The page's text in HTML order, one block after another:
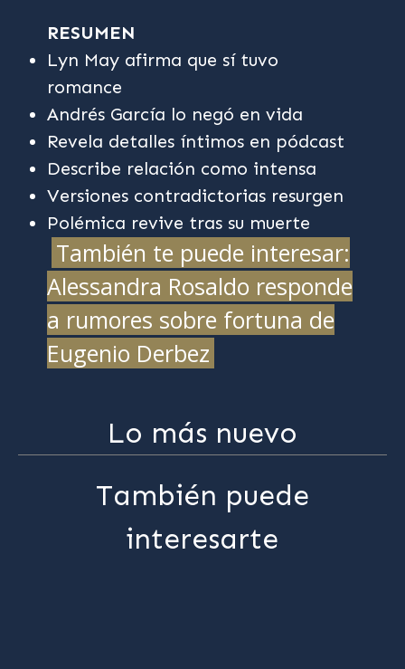
RESUMEN
Lyn May afirma que sí tuvo
romance
Andrés García lo negó en vida
Revela detalles íntimos en pódcast
Describe relación como intensa
Versiones contradictorias resurgen
Polémica revive tras su muerte
También te puede interesar:
Alessandra Rosaldo responde
a rumores sobre fortuna de
Eugenio Derbez
Lo más nuevo
También puede
interesarte